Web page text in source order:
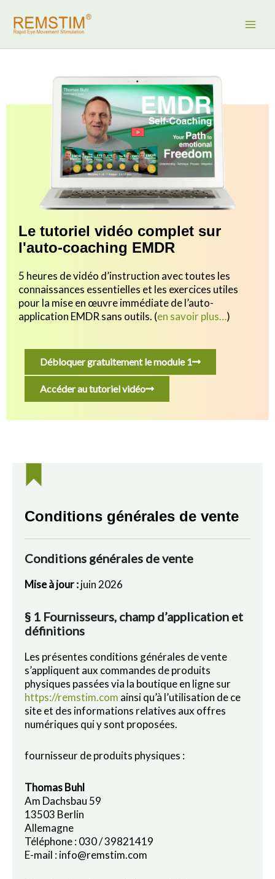
contenu
Le tutoriel vidéo complet sur
l'auto-coaching EMDR
5 heures de vidéo d’instruction avec toutes les
connaissances essentielles et les exercices utiles
pourla mise en œuvre immédiate de l’auto-
application EMDR sans outils. (en savoir plus…)
Débloquer gratuitement le module 1
Accéder au tutoriel vidéo
Conditions générales de vente
Conditions générales de vente
Mise à jour :juin 2026
§ 1 Fournisseurs, champ d’application et
définitions
Les présentes conditions générales de vente
s’appliquent aux commandes de produits
physiques passées via la boutique en ligne sur
https://remstim.com ainsi qu’à l’utilisation de ce
site et des informations relatives aux offres
numériques qui y sont proposées.
fournisseur de produits physiques :
Thomas Buhl
Am Dachsbau 59
13503 Berlin
Allemagne
Téléphone : 030 / 39821419
E-mail : info@remstim.com